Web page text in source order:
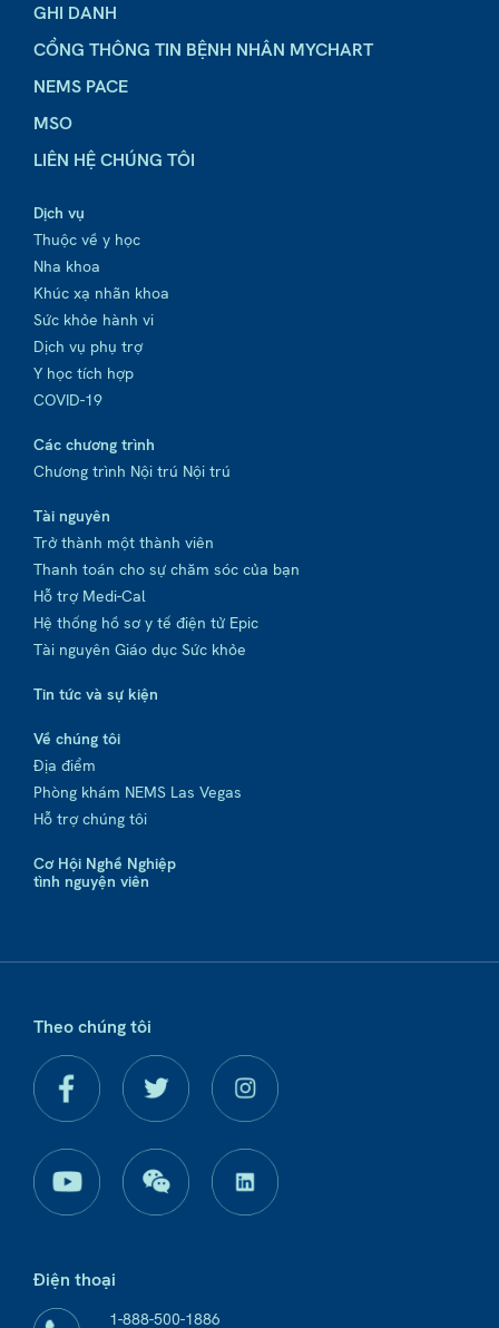
GHI DANH
CỔNG THÔNG TIN BỆNH NHÂN MYCHART
NEMS PACE
MSO
LIÊN HỆ CHÚNG TÔI
Dịch vụ
Thuộc về y học
Nha khoa
Khúc xạ nhãn khoa
Sức khỏe hành vi
Dịch vụ phụ trợ
Y học tích hợp
COVID-19
Các chương trình
Chương trình Nội trú Nội trú
Tài nguyên
Trở thành một thành viên
Thanh toán cho sự chăm sóc của bạn
Hỗ trợ Medi-Cal
Hệ thống hồ sơ y tế điện tử Epic
Tài nguyên Giáo dục Sức khỏe
Tin tức và sự kiện
Về chúng tôi
Địa điểm
Phòng khám NEMS Las Vegas
Hỗ trợ chúng tôi
Cơ Hội Nghề Nghiệp
tình nguyện viên
Theo chúng tôi
Điện thoại
1-888-500-1886